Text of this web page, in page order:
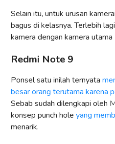
Selain itu, untuk urusan
bagus di kelasnya. Terlebih
kamera dengan kamera
Redmi Note 9
Ponsel satu inilah ternyata
besar orang terutama karena
Sebab sudah dilengkapi oleh
konsep punch hole yang
menarik.